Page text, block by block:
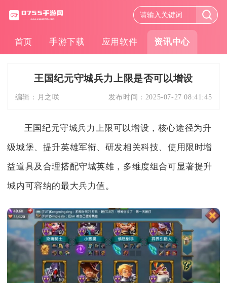
首页 手游下载 应用软件 资讯中心
王国纪元守城兵力上限是否可以增设
编辑： 月之咲 发布时间： 2025-07-27 08:41:45
王国纪元守城兵力上限可以增设，核心途径为升
级城堡、提升英雄军衔、研发相关科技、使用限时增
益道具及合理搭配守城英雄，多维度组合可显著提升
城内可容纳的最大兵力值。